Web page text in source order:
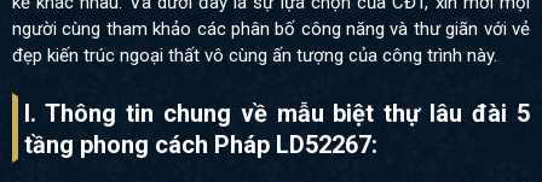
người cùng tham khảo các phân bố công năng và thư giãn với vẻ
đẹp kiến trúc ngoại thất vô cùng ấn tượng của công trình này.
I. Thông tin chung về mẫu biệt thự lâu đài 5
tầng phong cách Pháp LD52267: